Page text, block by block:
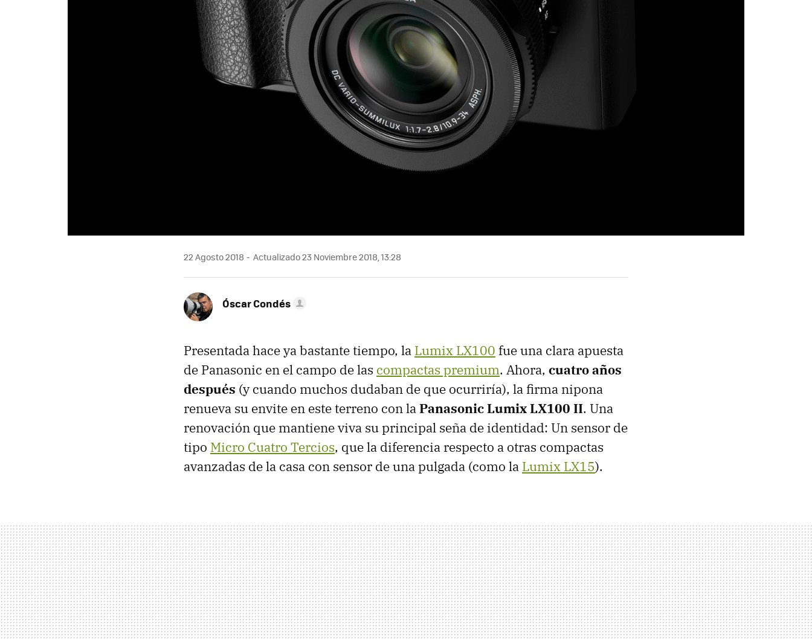
22 Agosto 2018 Actualizado 23 Noviembre 2018, 13:28
Óscar Condés
Presentada hace ya bastante tiempo, la Lumix LX100 fue una clara apuesta
de Panasonic en el campo de las compactas premium. Ahora, cuatro años
después (y cuando muchos dudaban de que ocurriría), la firma nipona
renueva su envite en este terreno con laPanasonic Lumix LX100 II. Una
renovación que mantiene viva su principal seña de identidad: Un sensor de
tipo Micro Cuatro Tercios, que la diferencia respecto a otras compactas
avanzadas de la casa con sensor de una pulgada (como la Lumix LX15).